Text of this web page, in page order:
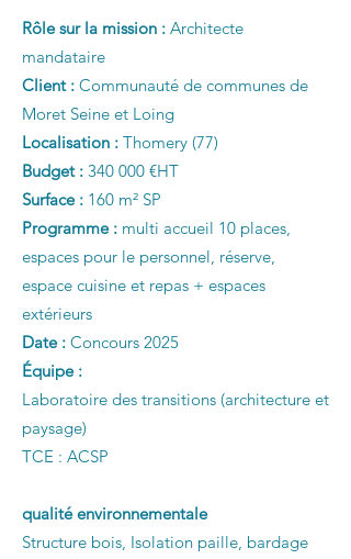
Rôle sur la mission : Architecte
mandataire
Client : Communauté de communes de
Moret Seine et Loing
Localisation : Thomery (77)
Budget : 340 000 €HT
Surface : 160 m² SP
Programme : multi accueil 10 places,
espaces pour le personnel, réserve,
espace cuisine et repas + espaces
extérieurs
Date : Concours 2025
Équipe :
Laboratoire des transitions (architecture et
paysage)
TCE : ACSP
qualité environnementale
Structure bois, Isolation paille, bardage